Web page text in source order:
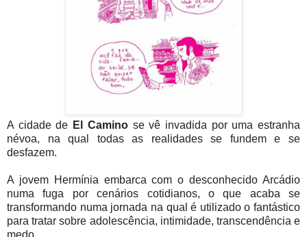
A cidade de El Caminose vê invadida por uma estranha
névoa, na qual todas as realidades se fundem e se
desfazem.
A jovem Hermínia embarca com o desconhecido Arcádio
numa fuga por cenários cotidianos, o que acaba se
transformando numa jornada na qual é utilizado o fantástico
para tratar sobre adolescência, intimidade, transcendência e